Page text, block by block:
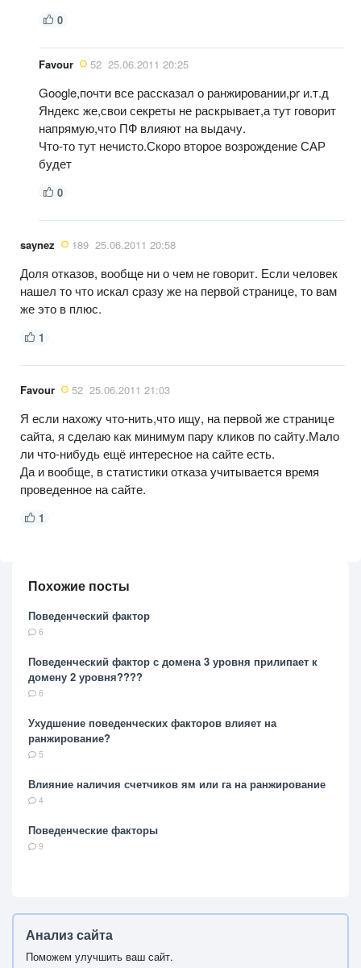
0
Favour 52 25.06.2011 20:25
Google,почти все рассказал о ранжировании,pr и.т.д
Яндекс же,свои секреты не раскрывает,а тут говорит
напрямую,что ПФ влияют на выдачу.
Что-то тут нечисто.Скоро второе возрождение САР
будет
0
saynez 189 25.06.2011 20:58
Доля отказов, вообще ни о чем не говорит. Если человек
нашел то что искал сразу же на первой странице, то вам
же это в плюс.
1
Favour 52 25.06.2011 21:03
Я если нахожу что-нить,что ищу, на первой же странице
сайта, я сделаю как минимум пару кликов по сайту.Мало
ли что-нибудь ещё интересное на сайте есть.
Да и вообще, в статистики отказа учитывается время
проведенное на сайте.
1
Похожие посты
Поведенческий фактор
6
Поведенческий фактор с домена 3 уровня прилипает к
домену 2 уровня????
6
Ухудшение поведенческих факторов влияет на
ранжирование?
5
Влияние наличия счетчиков ям или га на ранжирование
4
Поведенческие факторы
9
Анализ сайта
Поможем улучшить ваш сайт.